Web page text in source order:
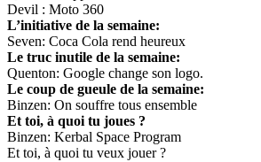
Devil : Moto 360
L’initiative de la semaine:
Seven: Coca Cola rend heureux
Le truc inutile de la semaine:
Quenton: Google change son logo.
Le coup de gueule de la semaine:
Binzen: On souffre tous ensemble
Et toi, à quoi tu joues ?
Binzen: Kerbal Space Program
Et toi, à quoi tu veux jouer ?